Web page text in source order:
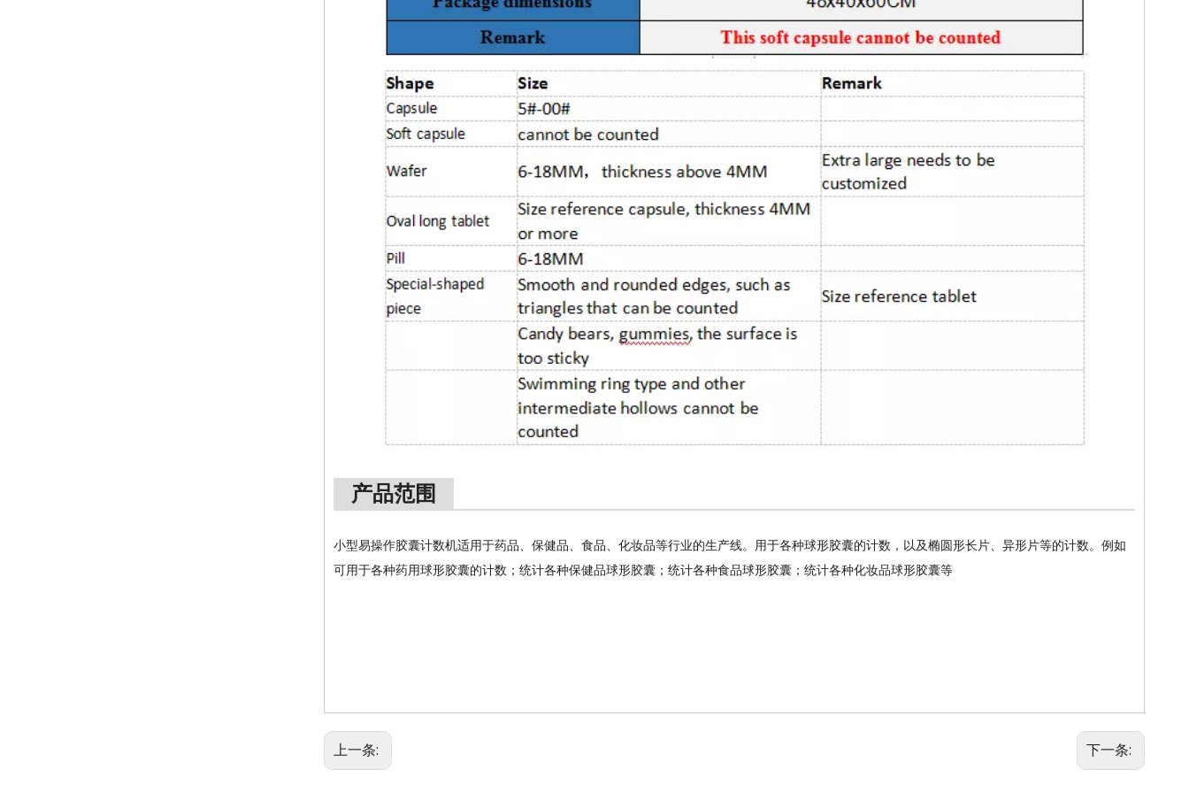
产品范围
小型易操作胶囊计数机适用于药品、保健品、食品、化妆品等行业的生产线。用于各种球形胶囊的计数，以及椭圆形长片、异形片等的计数。例如
可用于各种药用球形胶囊的计数；统计各种保健品球形胶囊；统计各种食品球形胶囊；统计各种化妆品球形胶囊等
上一条: 下一条: